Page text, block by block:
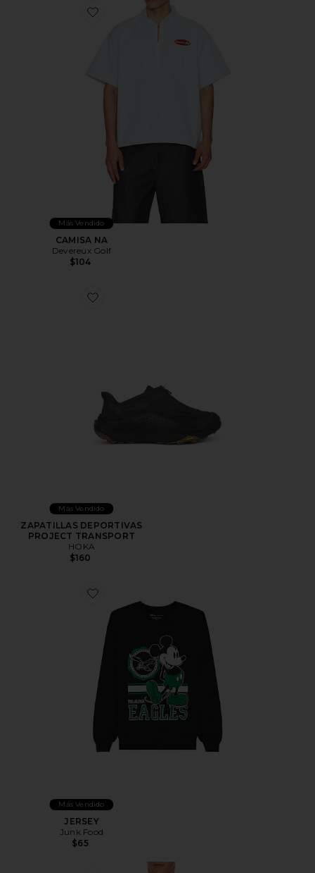
Favorite CAMISA NA
Más Vendido
CAMISA NA
Devereux Golf
$104
Favorite ZAPATILLAS DEPORTIVAS PROJECT
Más Vendido
ZAPATILLAS DEPORTIVAS
PROJECT TRANSPORT
HOKA
$160
Favorite JERSEY
Más Vendido
JERSEY
Junk Food
$65